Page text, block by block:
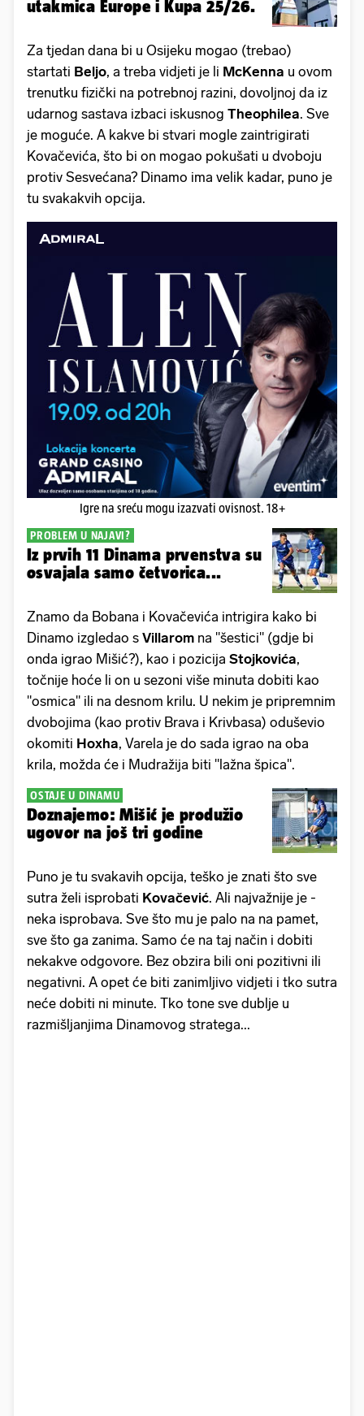
utakmica Europe i Kupa 25/26.
Za tjedan dana bi u Osijeku mogao (trebao)
startati Beljo, a treba vidjeti je li McKenna u ovom
trenutku fizički na potrebnoj razini, dovoljnoj da iz
udarnog sastava izbaci iskusnog Theophilea. Sve
je moguće. A kakve bi stvari mogle zaintrigirati
Kovačevića, što bi on mogao pokušati u dvoboju
protiv Sesvećana? Dinamo ima velik kadar, puno je
tu svakakvih opcija.
Igre na sreću mogu izazvati ovisnost. 18+
PROBLEM U NAJAVI?
Iz prvih 11 Dinama prvenstva su
osvajala samo četvorica...
Znamo da Bobana i Kovačevića intrigira kako bi
Dinamo izgledao s Villarom na "šestici" (gdje bi
onda igrao Mišić?), kao i pozicija Stojkovića,
točnije hoće li on u sezoni više minuta dobiti kao
"osmica" ili na desnom krilu. U nekim je pripremnim
dvobojima (kao protiv Brava i Krivbasa) oduševio
okomiti Hoxha, Varela je do sada igrao na oba
krila, možda će i Mudražija biti "lažna špica".
OSTAJE U DINAMU
Doznajemo: Mišić je produžio
ugovor na još tri godine
Puno je tu svakavih opcija, teško je znati što sve
sutra želi isprobati Kovačević. Ali najvažnije je -
neka isprobava. Sve što mu je palo na na pamet,
sve što ga zanima. Samo će na taj način i dobiti
nekakve odgovore. Bez obzira bili oni pozitivni ili
negativni. A opet će biti zanimljivo vidjeti i tko sutra
neće dobiti ni minute. Tko tone sve dublje u
razmišljanjima Dinamovog stratega...